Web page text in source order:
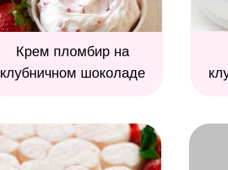
Крем пломбир на
клубничном шоколаде